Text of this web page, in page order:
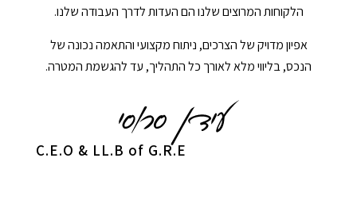
הלקוחות המרוצים שלנו הם העדות לדרך העבודה שלנו.
אפיון מדויק של הצרכים, ניתוח מקצועי והתאמה נכונה של
הנכס, בליווי מלא לאורך כל התהליך, עד להגשמת המטרה.
C.E.O & LL.B of G.R.E